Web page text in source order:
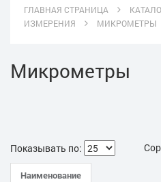
ГЛАВНАЯ СТРАНИЦА
ИЗМЕРЕНИЯ
МИКРОМЕТРЫ
Микрометры
Показывать по:
Наименование